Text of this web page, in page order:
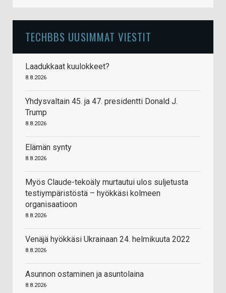
TECHBBS UUSIMMAT VIESTIT
Laadukkaat kuulokkeet?
8.8.2026
Yhdysvaltain 45. ja 47. presidentti Donald J.
Trump
8.8.2026
Elämän synty
8.8.2026
Myös Claude-tekoäly murtautui ulos suljetusta
testiympäristöstä – hyökkäsi kolmeen
organisaatioon
8.8.2026
Venäjä hyökkäsi Ukrainaan 24. helmikuuta 2022
8.8.2026
Asunnon ostaminen ja asuntolaina
8.8.2026